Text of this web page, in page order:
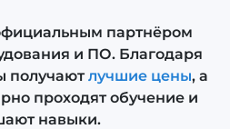
партнёром
и ПО. Благодаря
получаютлучшие цены, а
проходят обучение и
навыки.